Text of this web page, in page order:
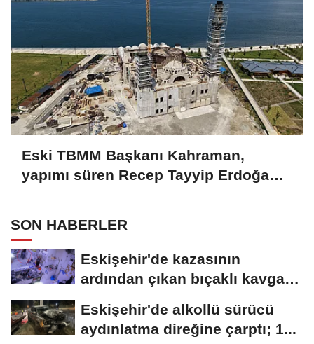
Eski TBMM Başkanı Kahraman,
yapımı süren Recep Tayyip Erdoğan
SON HABERLER
Eskişehir'de kazasının
ardından çıkan bıçaklı kavga
Eskişehir'de alkollü sürücü
aydınlatma direğine çarptı; 1...